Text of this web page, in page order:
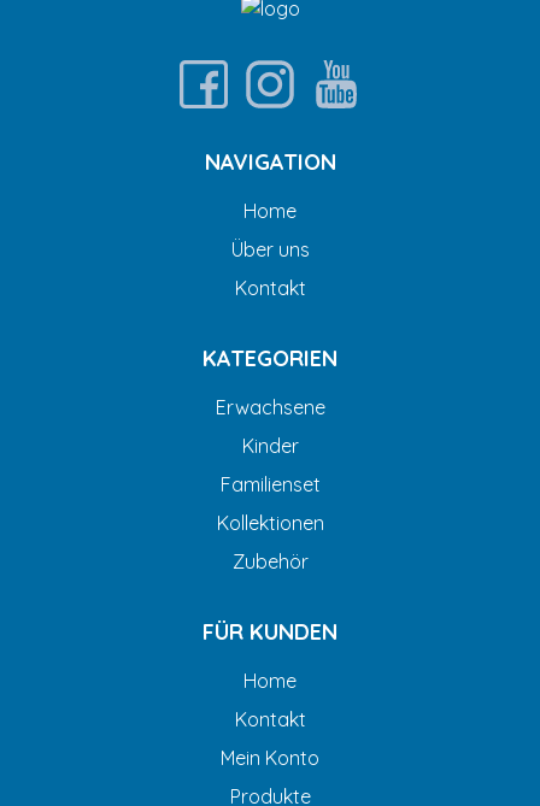
NAVIGATION
Home
Über uns
Kontakt
KATEGORIEN
Erwachsene
Kinder
Familienset
Kollektionen
Zubehör
FÜR KUNDEN
Home
Kontakt
Mein Konto
Produkte